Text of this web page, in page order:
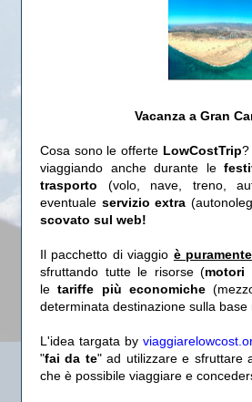
Vacanza a Gran
Cosa sono le offerte LowCostTrip?
viaggiando anche durante le
trasporto (volo, nave, treno,
eventuale servizio extra
scovato sul web!
Il pacchetto di viaggio è
sfruttando tutte le risorse (motori
le tariffe più economiche
determinata destinazione sulla base
L'idea targata by
"fai da te" ad utilizzare e sfruttare
che è possibile viaggiare e